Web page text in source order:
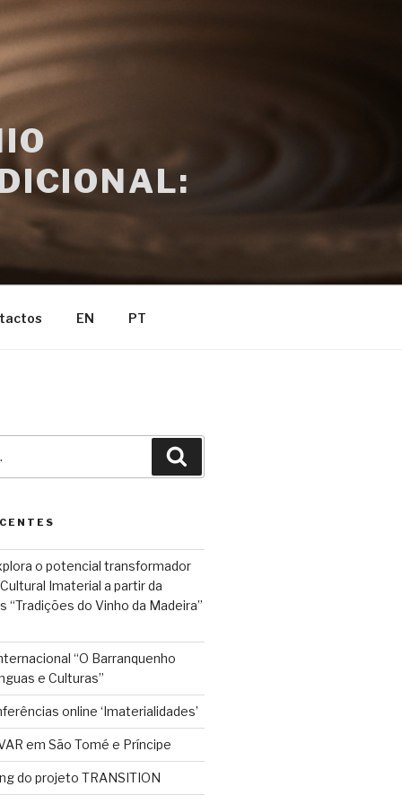
EN PT
o potencial transformador
Imaterial a partir da
“Tradições do Vinho da Madeira”
“O Barranquenho
e Culturas”
online ‘Imaterialidades’
em São Tomé e Príncipe
do projeto TRANSITION